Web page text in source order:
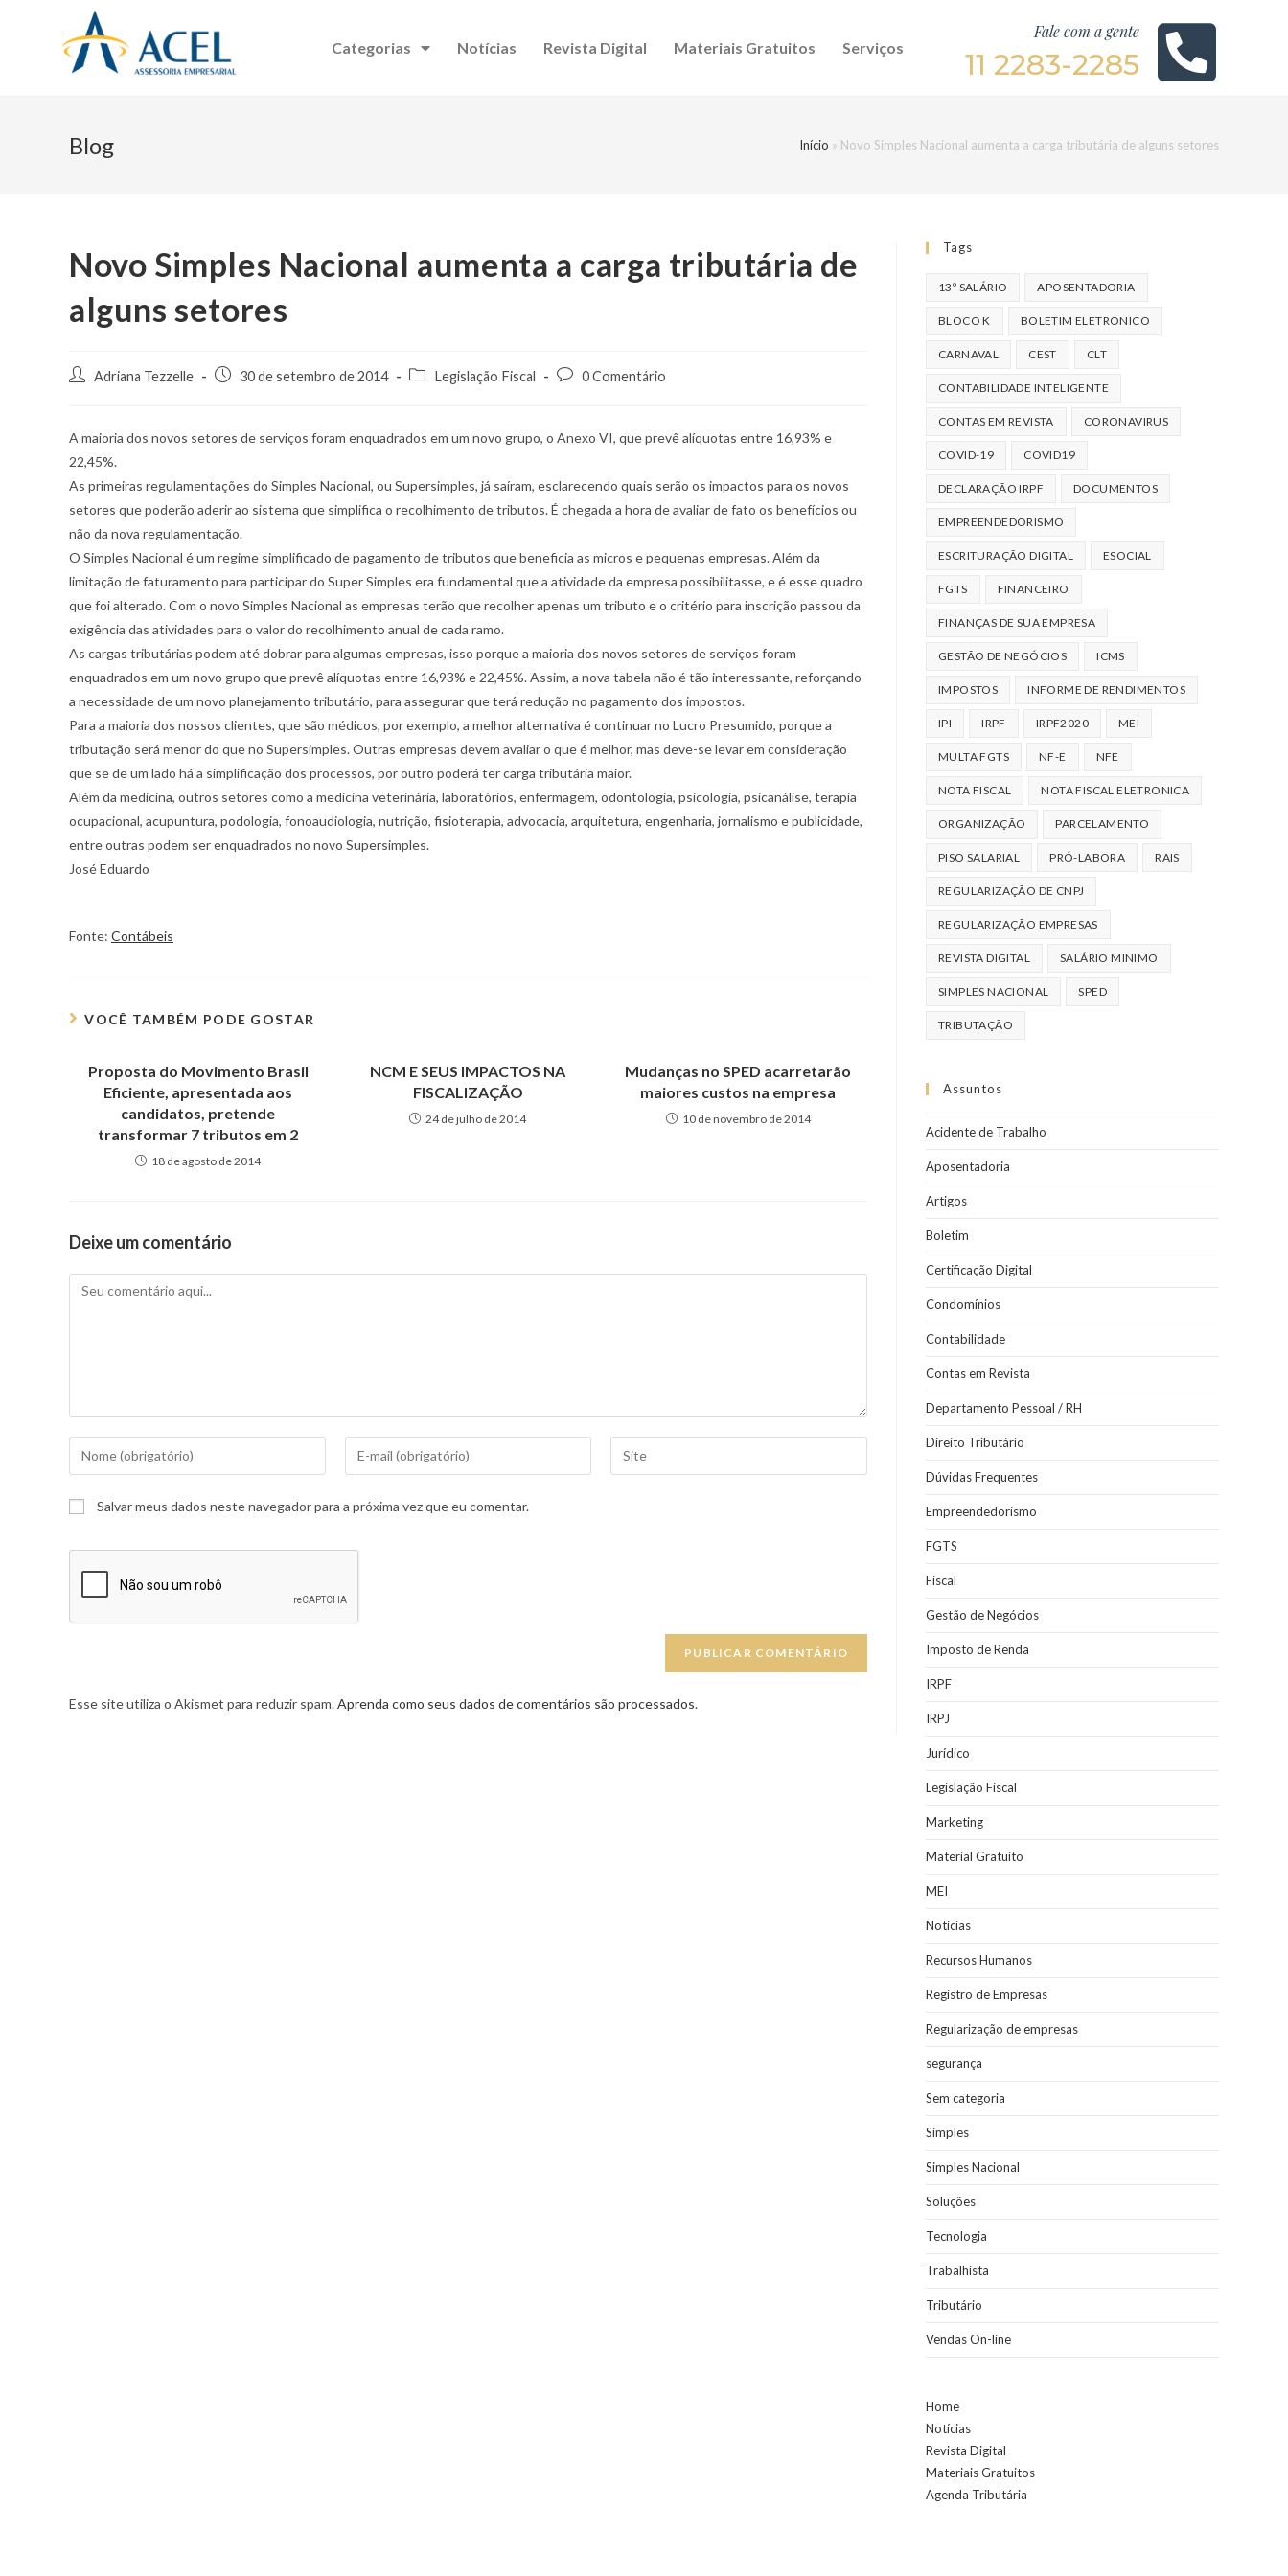
Categorias Notícias Revista Digital Materiais Gratuitos Serviços
Fale com a gente
11 2283-2285
Blog Início » Novo Simples Nacional aumenta a carga tributária de alguns setores
Novo Simples Nacional aumenta a carga tributária de
alguns setores
Adriana Tezzelle 30 de setembro de 2014 Legislação Fiscal 0 Comentário
A maioria dos novos setores de serviços foram enquadrados em um novo grupo, o Anexo VI, que prevê alíquotas entre 16,93% e
22,45%.
As primeiras regulamentações do Simples Nacional, ou Supersimples, já saíram, esclarecendo quais serão os impactos para os novos
setores que poderão aderir ao sistema que simplifica o recolhimento de tributos. É chegada a hora de avaliar de fato os benefícios ou
não da nova regulamentação.
O Simples Nacional é um regime simplificado de pagamento de tributos que beneficia as micros e pequenas empresas. Além da
limitação de faturamento para participar do Super Simples era fundamental que a atividade da empresa possibilitasse, e é esse quadro
que foi alterado. Com o novo Simples Nacional as empresas terão que recolher apenas um tributo e o critério para inscrição passou da
exigência das atividades para o valor do recolhimento anual de cada ramo.
As cargas tributárias podem até dobrar para algumas empresas, isso porque a maioria dos novos setores de serviços foram
enquadrados em um novo grupo que prevê alíquotas entre 16,93% e 22,45%. Assim, a nova tabela não é tão interessante, reforçando
a necessidade de um novo planejamento tributário, para assegurar que terá redução no pagamento dos impostos.
Para a maioria dos nossos clientes, que são médicos, por exemplo, a melhor alternativa é continuar no Lucro Presumido, porque a
tributação será menor do que no Supersimples. Outras empresas devem avaliar o que é melhor, mas deve-se levar em consideração
que se de um lado há a simplificação dos processos, por outro poderá ter carga tributária maior.
Além da medicina, outros setores como a medicina veterinária, laboratórios, enfermagem, odontologia, psicologia, psicanálise, terapia
ocupacional, acupuntura, podologia, fonoaudiologia, nutrição, fisioterapia, advocacia, arquitetura, engenharia, jornalismo e publicidade,
entre outras podem ser enquadrados no novo Supersimples.
José Eduardo
Fonte: Contábeis
VOCÊ TAMBÉM PODE GOSTAR
Proposta do Movimento Brasil
Eficiente, apresentada aos
candidatos, pretende
transformar 7 tributos em 2
18 de agosto de 2014
NCM E SEUS IMPACTOS NA
FISCALIZAÇÃO
24 de julho de 2014
Mudanças no SPED acarretarão
maiores custos na empresa
10 de novembro de 2014
Deixe um comentário
Salvar meus dados neste navegador para a próxima vez que eu comentar.
Esse site utiliza o Akismet para reduzir spam.Aprenda como seus dados de comentários são processados.
Tags
13º SALÁRIO APOSENTADORIA
BLOCO K BOLETIM ELETRONICO
CARNAVAL CEST CLT
CONTABILIDADE INTELIGENTE
CONTAS EM REVISTA CORONAVIRUS
COVID-19 COVID19
DECLARAÇÃO IRPF DOCUMENTOS
EMPREENDEDORISMO
ESCRITURAÇÃO DIGITAL ESOCIAL
FGTS FINANCEIRO
FINANÇAS DE SUA EMPRESA
GESTÃO DE NEGÓCIOS ICMS
IMPOSTOS INFORME DE RENDIMENTOS
IPI IRPF IRPF2020 MEI
MULTA FGTS NF-E NFE
NOTA FISCAL NOTA FISCAL ELETRONICA
ORGANIZAÇÃO PARCELAMENTO
PISO SALARIAL PRÓ-LABORA RAIS
REGULARIZAÇÃO DE CNPJ
REGULARIZAÇÃO EMPRESAS
REVISTA DIGITAL SALÁRIO MINIMO
SIMPLES NACIONAL SPED
TRIBUTAÇÃO
Assuntos
Acidente de Trabalho
Aposentadoria
Artigos
Boletim
Certificação Digital
Condomínios
Contabilidade
Contas em Revista
Departamento Pessoal / RH
Direito Tributário
Dúvidas Frequentes
Empreendedorismo
FGTS
Fiscal
Gestão de Negócios
Imposto de Renda
IRPF
IRPJ
Jurídico
Legislação Fiscal
Marketing
Material Gratuito
MEI
Notícias
Recursos Humanos
Registro de Empresas
Regularização de empresas
segurança
Sem categoria
Simples
Simples Nacional
Soluções
Tecnologia
Trabalhista
Tributário
Vendas On-line
Home
Notícias
Revista Digital
Materiais Gratuitos
Agenda Tributária